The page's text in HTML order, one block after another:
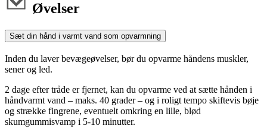
Øvelser
Sæt din hånd i varmt vand som opvarmning
Inden du laver bevægeøvelser, bør du opvarme håndens muskler,
sener og led.
2 dage efter tråde er fjernet, kan du opvarme ved at sætte hånden i
håndvarmt vand – maks. 40 grader – og i roligt tempo skiftevis bøje
og strække fingrene, eventuelt omkring en lille, blød
skumgummisvamp i 5-10 minutter.